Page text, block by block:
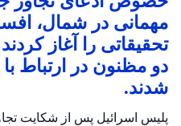
مهمانی در شمال،
تحقیقاتی را آغاز
دو مظنون در ارتباط
شدند.
پلیس اسرائیل پس از شکایت